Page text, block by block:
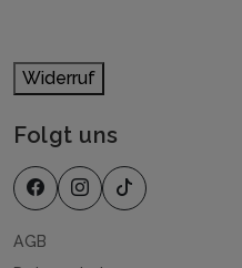
Widerruf
Folgt uns
AGB